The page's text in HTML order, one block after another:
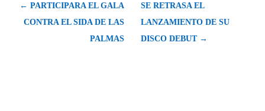
← PARTICIPARA EL GALA
CONTRA EL SIDA DE LAS
PALMAS
SE RETRASA EL
LANZAMIENTO DE SU
DISCO DEBUT →